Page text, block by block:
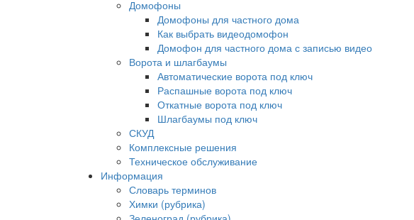
Домофоны
Домофоны для частного дома
Как выбрать видеодомофон
Домофон для частного дома с записью видео
Ворота и шлагбаумы
Автоматические ворота под ключ
Распашные ворота под ключ
Откатные ворота под ключ
Шлагбаумы под ключ
СКУД
Комплексные решения
Техническое обслуживание
Информация
Словарь терминов
Химки (рубрика)